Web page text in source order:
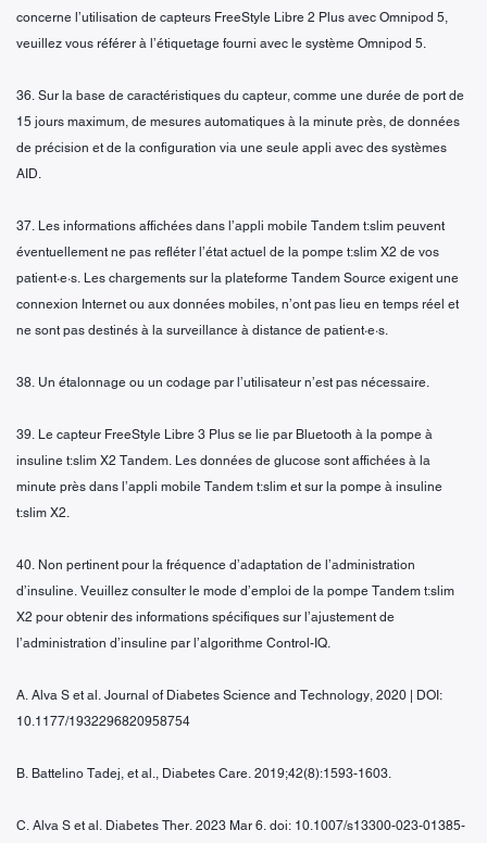
concerne l’utilisation de capteurs FreeStyle Libre 2 Plus avec Omnipod 5,
veuillez vous référer à l’étiquetage fourni avec le système Omnipod 5.
36. Sur la base de caractéristiques du capteur, comme une durée de port de
15 jours maximum, de mesures automatiques à la minute près, de données
de précision et de la configuration via une seule appli avec des systèmes
AID.
37. Les informations affichées dans l’appli mobile Tandem t:slim peuvent
éventuellement ne pas refléter l’état actuel de la pompe t:slim X2 de vos
patient·e·s. Les chargements sur la plateforme Tandem Source exigent une
connexion Internet ou aux données mobiles, n’ont pas lieu en temps réel et
ne sont pas destinés à la surveillance à distance de patient·e·s.
38. Un étalonnage ou un codage par l’utilisateur n’est pas nécessaire.
39. Le capteur FreeStyle Libre 3 Plus se lie par Bluetooth à la pompe à
insuline t:slim X2 Tandem. Les données de glucose sont affichées à la
minute près dans l’appli mobile Tandem t:slim et sur la pompe à insuline
t:slim X2.
40. Non pertinent pour la fréquence d’adaptation de l’administration
d’insuline. Veuillez consulter le mode d’emploi de la pompe Tandem t:slim
X2 pour obtenir des informations spécifiques sur l’ajustement de
l’administration d’insuline par l’algorithme Control-IQ.
A. Alva S et al. Journal of Diabetes Science and Technology, 2020 | DOI:
10.1177/1932296820958754
B. Battelino Tadej, et al., Diabetes Care. 2019;42(8):1593-1603.
C. Alva S et al. Diabetes Ther. 2023 Mar 6. doi: 10.1007/s13300-023-01385-